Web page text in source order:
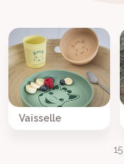
Vaisselle